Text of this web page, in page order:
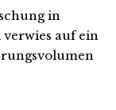
in
auf ein